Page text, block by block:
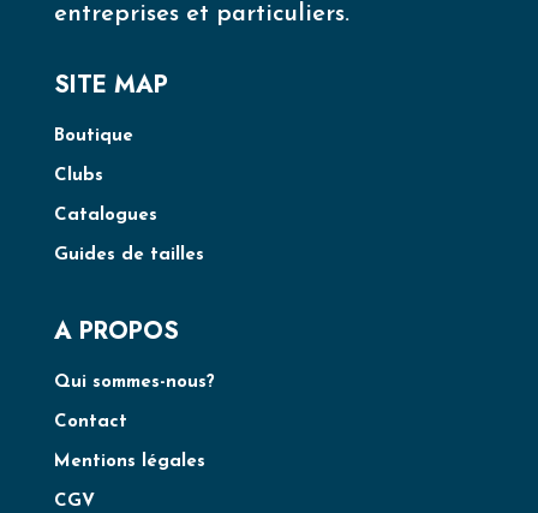
entreprises et particuliers.
SITE MAP
Boutique
Clubs
Catalogues
Guides de tailles
A PROPOS
Qui sommes-nous?
Contact
Mentions légales
CGV